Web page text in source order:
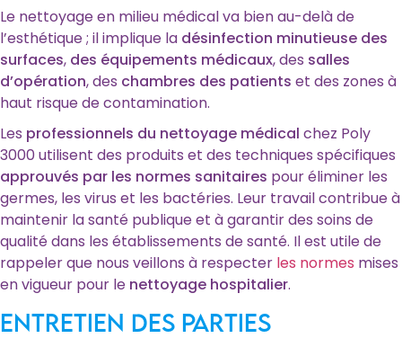
Le nettoyage en milieu médical va bien au-delà de
l’esthétique ; il implique la désinfection minutieuse des
surfaces, des équipements médicaux, des salles
d’opération, des chambres des patients et des zones à
haut risque de contamination.
Les professionnels du nettoyage médical chez Poly
3000 utilisent des produits et des techniques spécifiques
approuvés par les normes sanitaires pour éliminer les
germes, les virus et les bactéries. Leur travail contribue à
maintenir la santé publique et à garantir des soins de
qualité dans les établissements de santé. Il est utile de
rappeler que nous veillons à respecter les normes mises
en vigueur pour le nettoyage hospitalier.
Entretien des parties